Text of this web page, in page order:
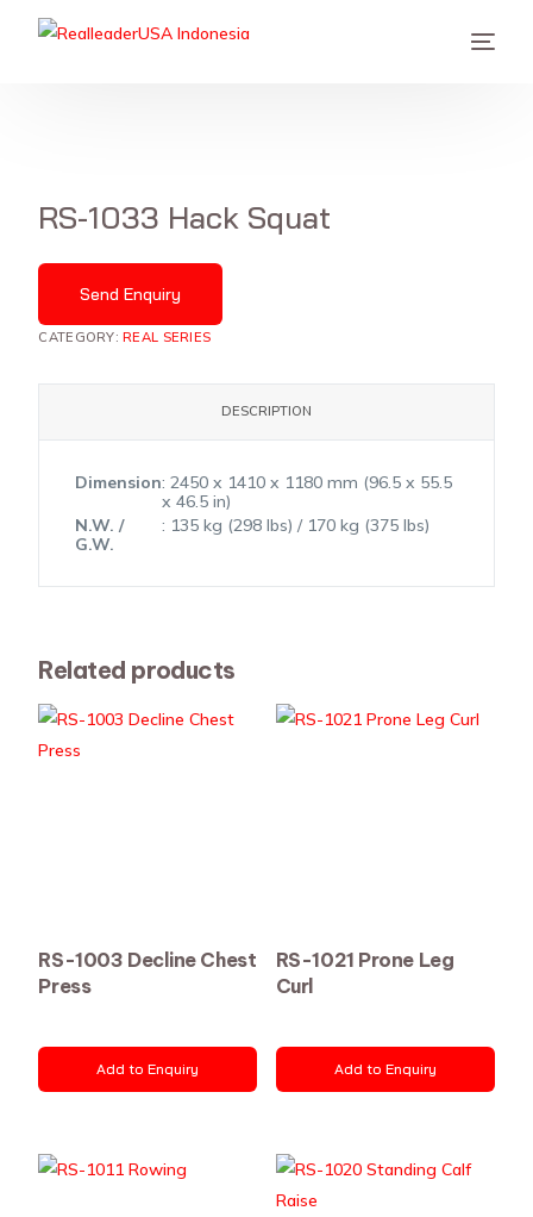
RS-1033 Hack Squat
Send Enquiry
CATEGORY:REAL SERIES
DESCRIPTION
Dimension: 2450 x 1410 x 1180 mm (96.5 x 55.5
x 46.5 in)
N.W. /
G.W.
: 135 kg (298 lbs) / 170 kg (375 lbs)
Related products
RS-1003 Decline Chest
Press
Add to Enquiry
RS-1021 Prone Leg
Curl
Add to Enquiry